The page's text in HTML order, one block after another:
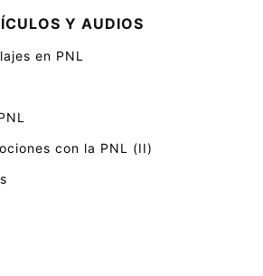
Y AUDIOS
en PNL
con la PNL (II)